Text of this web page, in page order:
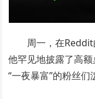
周一，在
他罕见地披露了高
“一夜暴富”的粉丝们